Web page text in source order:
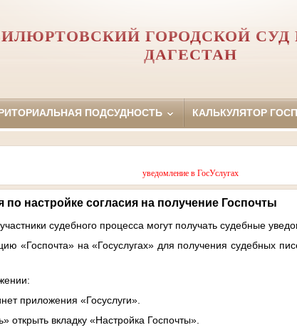
ГОРОДСКОЙ СУД
ДАГЕСТАН
ПОДСУДНОСТЬ КАЛЬКУЛЯТОР
уведомление в ГосУслугах
по настройке согласия на получение Госпочты
судебного процесса могут получать судебные
«Госпочта» на «Госуслугах» для получения судебных
приложения «Госуслуги».
открыть вкладку «Настройка Госпочты».